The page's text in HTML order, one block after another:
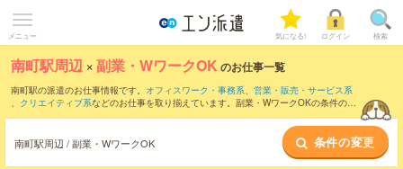
メニュー 気になる! ログイン 検索
南町駅周辺 ×副業・WワークOK のお仕事一覧
南町駅の派遣のお仕事情報です。 オフィスワーク・事務系、 営業・販売・サービス系
、 クリエイティブ系などのお仕事を取り揃えています。副業・WワークOKの条件の他
南町駅周辺 / 副業・WワークOK 条件の変更